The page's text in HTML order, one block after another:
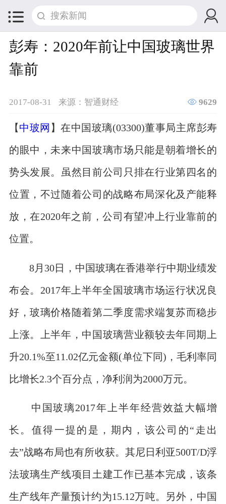
 
彭寿：2020年前让中国玻璃世界
靠前
2017-08-31 来源：智通财经  9629
【 中玻网 】在中国玻璃(03300)董事局主席彭寿
的眼中，未来中国玻璃市场只能是朝着增长的
势头发展。虽然目前公司只排在行业第四名的
位置，不过随着公司的战略布局深化及产能释
放，在2020年之前，公司有望冲上行业靠前的
位置。
8月30日，中国玻璃在香港举行中期业绩发
布会。2017年上半年全国玻璃市场运行状况良
好，玻璃价格随着第二季度需求端复苏而稳步
上涨。上半年，中国玻璃营业额较去年同期上
升20.1%至11.02亿元金额(单位下同)，毛利率同
比增长2.3个百分点，净利润为2000万元。
中国玻璃2017年上半年经营效益大幅增
长。值得一提的是，期内，该公司的“走出
去”战略布局也有所收获。其尼日利亚500T/D浮
法玻璃生产线项目土建工作已基本完成，该条
生产线年产量预计约为15.12万吨。另外，中国